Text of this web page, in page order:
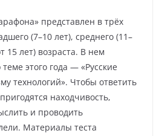
представлен в трёх
(7–10 лет), среднего (11–
15 лет) возраста. В нем
этого года — «Русские
технологий». Чтобы ответить
находчивость,
и проводить
Материалы теста